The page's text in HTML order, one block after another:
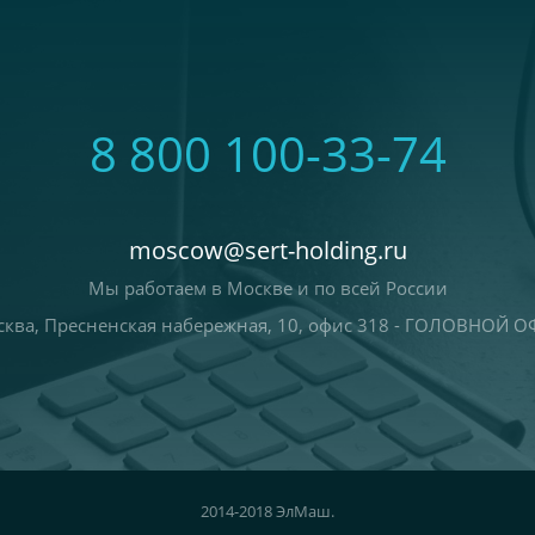
8 800 100-33-74
moscow@sert-holding.ru
Мы работаем в Москве и по всей России
Пресненская набережная, 10, офис 318 - ГОЛОВНОЙ
2014-2018 ЭлМаш.